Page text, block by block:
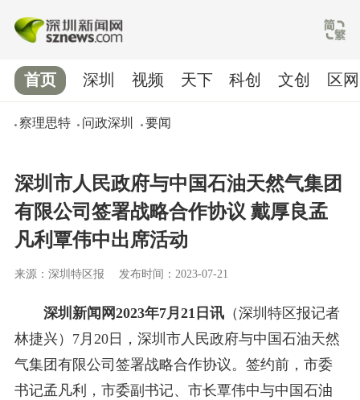
首页
察理思特 问政深圳 要闻
深圳 视频 天下 科创 文创 区网
深圳市人民政府与中国石油天然气集团
有限公司签署战略合作协议 戴厚良孟
凡利覃伟中出席活动
来源：深圳特区报 发布时间：2023-07-21
深圳新闻网2023年7月21日讯（深圳特区报记者
林捷兴）7月20日，深圳市人民政府与中国石油天然
气集团有限公司签署战略合作协议。签约前，市委
书记孟凡利，市委副书记、市长覃伟中与中国石油